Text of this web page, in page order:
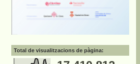
Total de visualitzacions de pàgina: